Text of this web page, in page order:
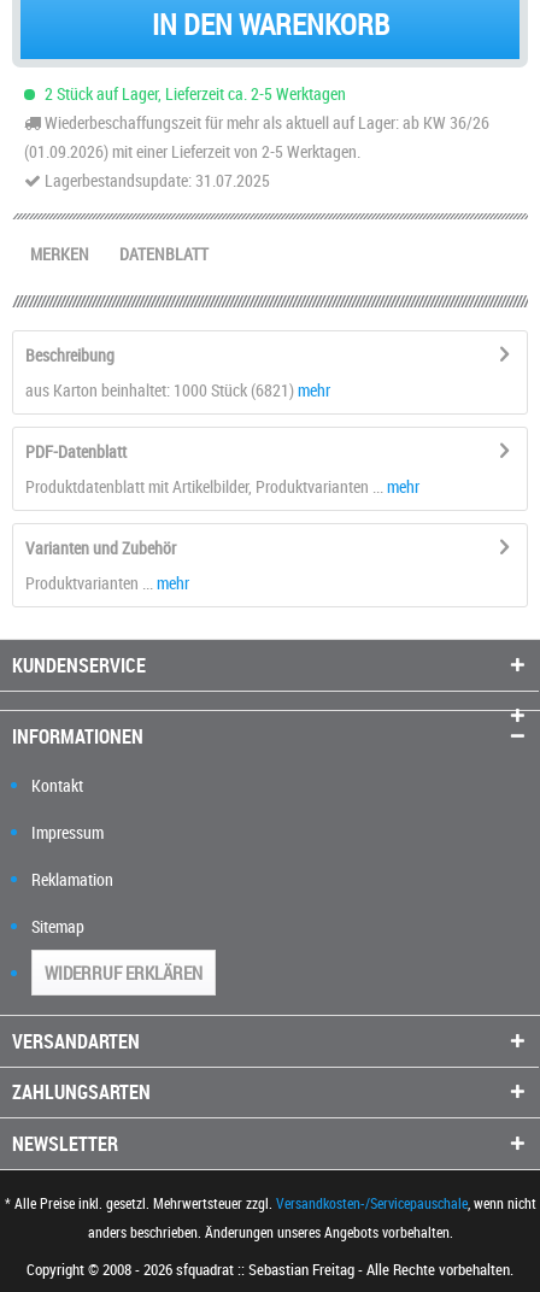
IN DEN WARENKORB
2 Stück auf Lager, Lieferzeit ca. 2-5 Werktagen
Wiederbeschaffungszeit für mehr als aktuell auf Lager: ab KW 36/26
(01.09.2026) mit einer Lieferzeit von 2-5 Werktagen.
Lagerbestandsupdate: 31.07.2025
DATENBLATT
MERKEN
Beschreibung
aus Karton beinhaltet: 1000 Stück (6821)mehr
PDF-Datenblatt
Produktdatenblatt mit Artikelbilder, Produktvarianten ... mehr
Varianten und Zubehör
Produktvarianten ... mehr
KUNDENSERVICE
INFORMATIONEN
Kontakt
Impressum
Reklamation
Sitemap
WIDERRUF ERKLÄREN
VERSANDARTEN
ZAHLUNGSARTEN
NEWSLETTER
* Alle Preise inkl. gesetzl. Mehrwertsteuer zzgl. Versandkosten-/Servicepauschale, wenn nicht
anders beschrieben. Änderungen unseres Angebots vorbehalten.
Copyright © 2008 - 2026 sfquadrat :: Sebastian Freitag - Alle Rechte vorbehalten.